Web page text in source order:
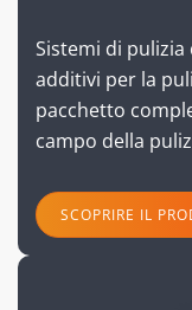
Sistemi di
additivi per la
pacchetto
campo della
SCOPRIRE IL